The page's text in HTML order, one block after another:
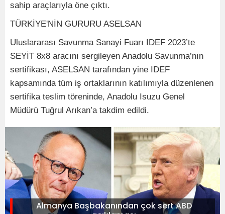
sahip araçlarıyla öne çıktı.
TÜRKİYE'NİN GURURU ASELSAN
Uluslararası Savunma Sanayi Fuarı IDEF 2023’te
SEYİT 8x8 aracını sergileyen Anadolu Savunma’nın
sertifikası, ASELSAN tarafından yine IDEF
kapsamında tüm iş ortaklarının katılımıyla düzenlenen
sertifika teslim töreninde, Anadolu Isuzu Genel
Müdürü Tuğrul Arıkan’a takdim edildi.
Almanya Başbakanından çok sert ABD